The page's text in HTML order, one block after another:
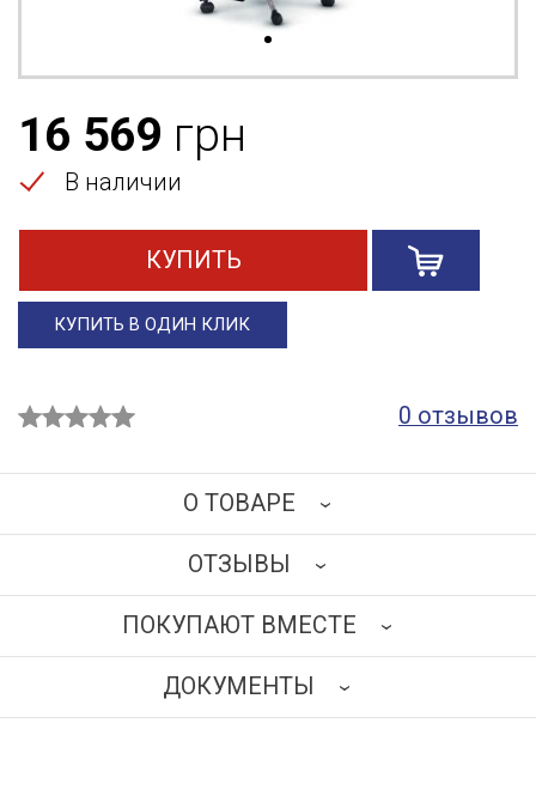
16 569 грн
В наличии
КУПИТЬ
КУПИТЬ В ОДИН КЛИК
0 отзывов
О ТОВАРЕ
установлена ​​на стационарную основу,
изготовленную из нержавеющей стали.Верхняя часть
зажима 900–1000 мм.
ОТЗЫВЫ
НАПИСАТЬ ОТЗЫВ
ПОКУПАЮТ ВМЕСТЕ
ДОКУМЕНТЫ